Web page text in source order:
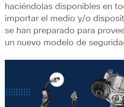
haciéndolas disponibles en
importar el medio y/o
se han preparado para
un nuevo modelo de